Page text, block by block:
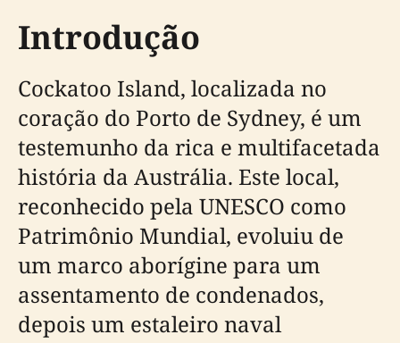
Introdução
Cockatoo Island, localizada no
coração do Porto de Sydney, é um
testemunho da rica e multifacetada
história da Austrália. Este local,
reconhecido pela UNESCO como
Patrimônio Mundial, evoluiu de
um marco aborígine para um
assentamento de condenados,
depois um estaleiro naval